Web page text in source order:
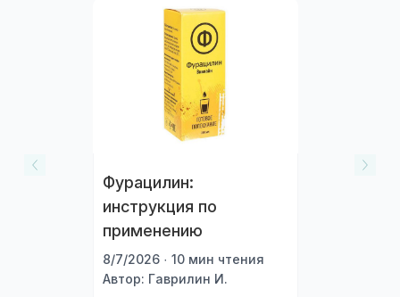
Фурацилин:
инструкция по
применению
8/7/2026 · 10 мин чтения
Автор: Гаврилин И.